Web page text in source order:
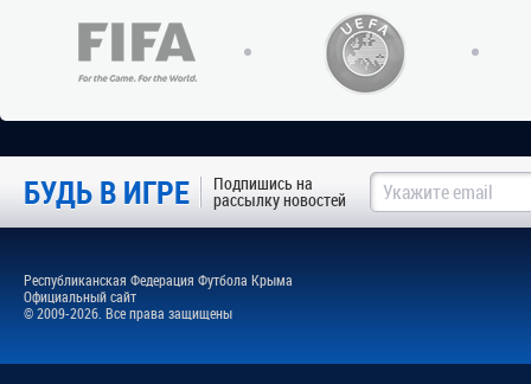
БУДЬ В ИГРЕ Подпишись на
рассылку новостей
Республиканская Федерация Футбола Крыма
Официальный сайт
© 2009-2026. Все права защищены